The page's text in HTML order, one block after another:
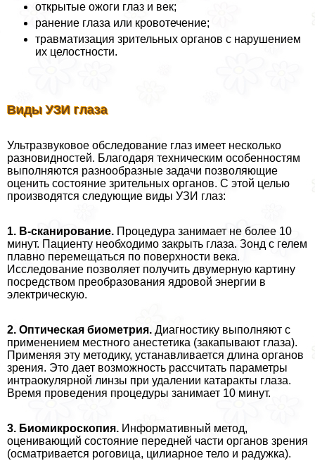
открытые ожоги глаз и век;
ранение глаза или кровотечение;
травматизация зрительных органов с нарушением
их целостности.
Виды УЗИ глаза
Ультразвуковое обследование глаз имеет несколько
разновидностей. Благодаря техническим особенностям
выполняются разнообразные задачи позволяющие
оценить состояние зрительных органов. С этой целью
производятся следующие виды УЗИ глаз:
1. В-сканирование. Процедypa занимает не более 10
минут. Пациенту необходимо закрыть глаза. Зонд с гелем
плавно перемещаться по поверхности века.
Исследование позволяет получить двумерную картину
посредством преобразования ядровой энергии в
электрическую.
2. Оптическая биометрия. Диагностику выполняют с
применением местного анестетика (закапывают глаза).
Применяя эту методику, устанавливается длина органов
зрения. Это дает возможность рассчитать параметры
интраокулярной линзы при удалении катаpaкты глаза.
Время проведения процедуры занимает 10 минут.
3. Биомикроскопия. Информативный метод,
оценивающий состояние передней части органов зрения
(осматривается роговица, цилиарное тело и радужка).